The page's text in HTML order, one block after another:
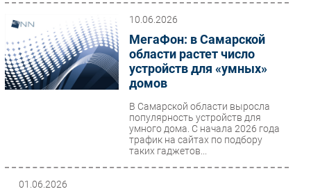
10.06.2026
МегаФон: в Самарской
области растет число
устройств для «умных»
домов
В Самарской области выросла
популярность устройств для
умного дома. С начала 2026 года
трафик на сайтах по подбору
таких гаджетов...
01.06.2026